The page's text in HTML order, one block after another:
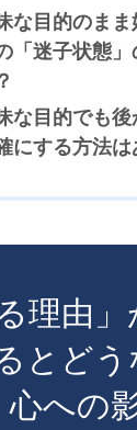
な目的のま
「迷子状態
な目的でも
にする方法は
理由」
とど
心への